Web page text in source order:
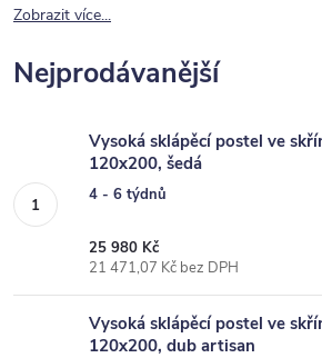
Zobrazit více...
Nejprodávanější
Vysoká sklápěcí postel ve
120x200, šedá
4 - 6 týdnů
25 980 Kč
21 471,07 Kč bez DPH
Vysoká sklápěcí postel ve
120x200, dub artisan